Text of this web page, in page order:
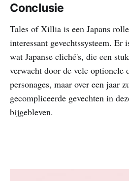
Conclusie
Tales of Xillia is een Japans
interessant gevechtssysteem. Er
wat Japanse cliché's, die een
verwacht door de vele optionele
personages, maar over een jaar
gecompliceerde gevechten in
bijgebleven.